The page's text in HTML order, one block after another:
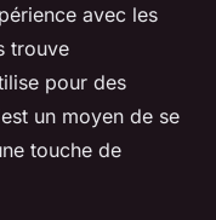
avec les
trouve
pour des
un moyen de se
touche de